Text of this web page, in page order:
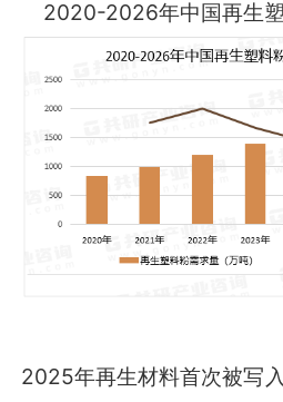
2020-2026年中国再生
2025年再生材料首次被写